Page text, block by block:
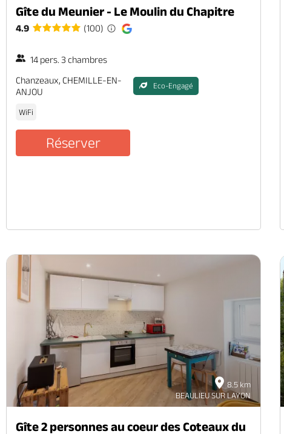
Gîte du Meunier - Le Moulin du Chapitre
4.9 (100)
14 pers. 3 chambres
Chanzeaux, CHEMILLE-EN-
ANJOU
Eco-Engagé
WiFi
Réserver
8.5 km
BEAULIEU SUR LAYON
Gîte 2 personnes au coeur des Coteaux du